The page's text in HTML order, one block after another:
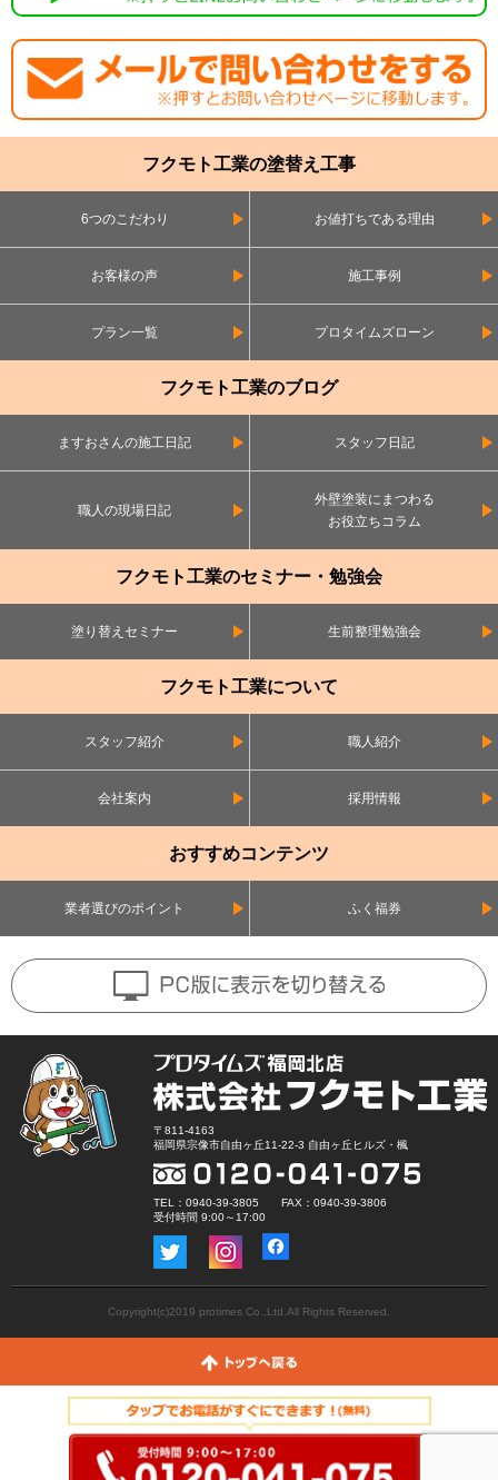
フクモト工業の塗替え工事
6つのこだわり お値打ちである理由
お客様の声 施工事例
プラン一覧 プロタイムズローン
フクモト工業のブログ
ますおさんの施工日記 スタッフ日記
職人の現場日記
外壁塗装にまつわる
お役立ちコラム
フクモト工業のセミナー・勉強会
塗り替えセミナー 生前整理勉強会
フクモト工業について
スタッフ紹介 職人紹介
会社案内 採用情報
おすすめコンテンツ
業者選びのポイント ふく福券
〒811-4163
福岡県宗像市自由ヶ丘11-22-3 自由ヶ丘ヒルズ・楓
TEL：0940-39-3805 FAX：0940-39-3806
受付時間 9:00～17:00
Copyright(c)2019 protimes Co.,Ltd.All Rights Reserved.